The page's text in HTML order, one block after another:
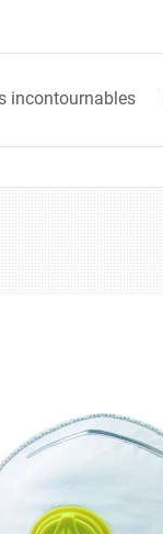
incontournables